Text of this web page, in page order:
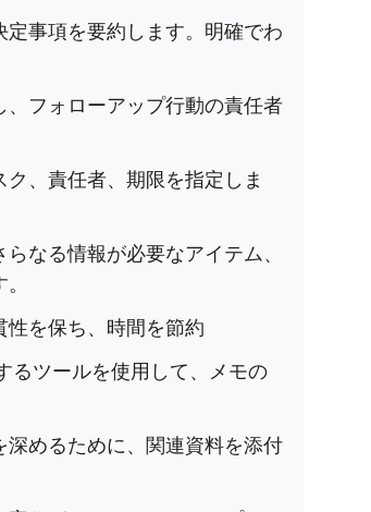
定事項を要約します。明確でわ
、フォローアップ行動の責任者
ク、責任者、期限を指定しま
なる情報が必要なアイテム、
性を保ち、時間を節約
るツールを使用して、メモの
めるために、関連資料を添付